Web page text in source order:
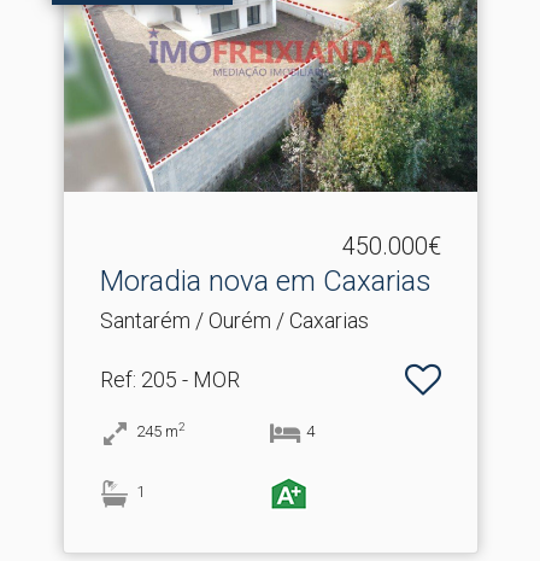
450.000€
Moradia nova em Caxarias
Santarém / Ourém / Caxarias
Ref: 205 - MOR
245 m2 4
1